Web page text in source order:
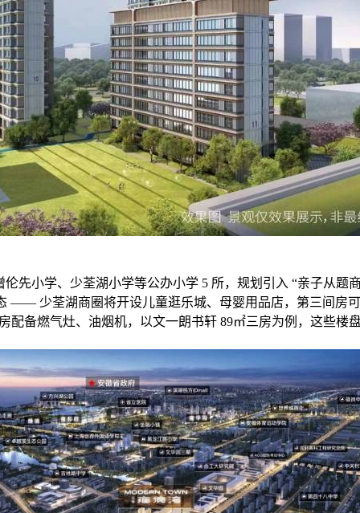
小学、少荃湖小学等公办小学 5 所，规划引入 “亲子从题
—— 少荃湖商圈将开设儿童逛乐城、母婴用品店，第三间房
配备燃气灶、油烟机，以文一朗书轩 89㎡三房为例，这些楼